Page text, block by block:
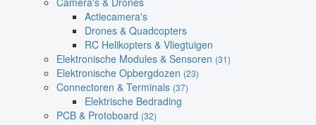
Actiecamera's
Drones & Quadcopters
RC Helikopters & Vliegtuigen
Elektronische Modules & Sensoren (31)
Elektronische Opbergdozen (23)
Connectoren & Terminals (37)
Elektrische Bedrading
PCB & Protoboard (32)